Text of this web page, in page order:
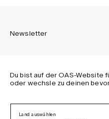
Newsletter
Melden Sie sich an, um die
Du bist auf der OAS-Website
oder wechsle zu deinen
Land auswählen